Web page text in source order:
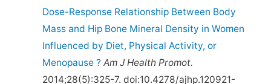
Dose-Response Relationship Between Body
Mass and Hip Bone Mineral Density in Women
Influenced by Diet, Physical Activity, or
Menopause ? Am J Health Promot.
2014;28(5):325-7. doi:10.4278/ajhp.120921-